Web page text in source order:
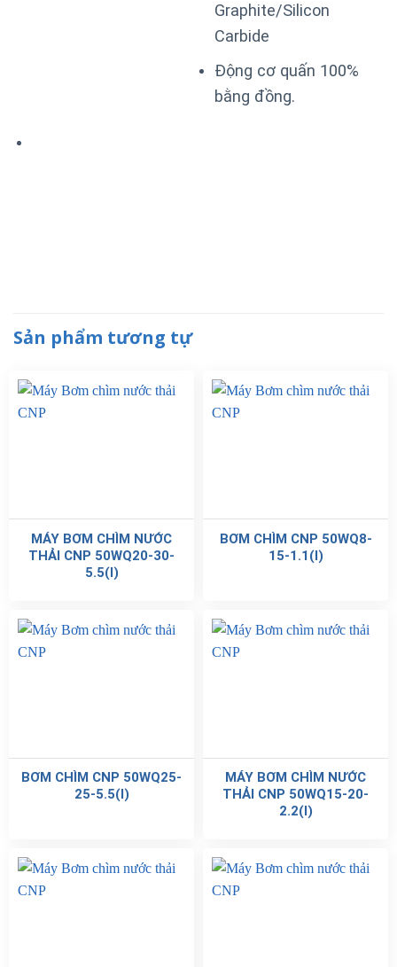
Graphite/Silicon
Carbide
Động cơ quấn 100%
bằng đồng.
Sản phẩm tương tự
MÁY BƠM CHÌM NƯỚC
THẢI CNP 50WQ20-30-
5.5(I)
BƠM CHÌM CNP 50WQ8-
15-1.1(I)
BƠM CHÌM CNP 50WQ25-
25-5.5(I)
MÁY BƠM CHÌM NƯỚC
THẢI CNP 50WQ15-20-
2.2(I)